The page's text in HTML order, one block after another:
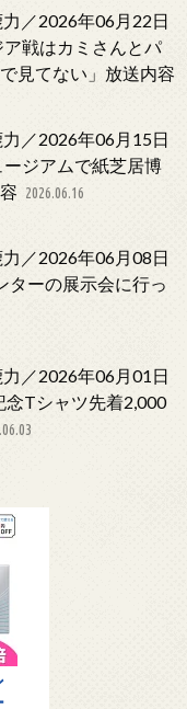
力／2026年06月22日
戦はカミさんとパ
見てない」放送内容
力／2026年06月15日
ジアムで紙芝居博
2026.06.16
力／2026年06月08日
ターの展示会に行っ
力／2026年06月01日
念Tシャツ先着2,000